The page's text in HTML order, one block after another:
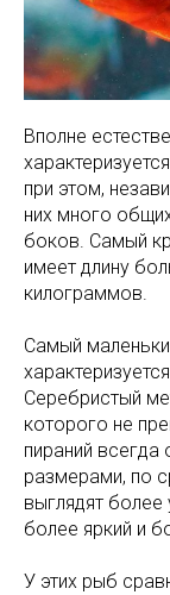
Вполне
при этом,
них много
боков. Самый
имеет длину
килограммов.
Самый
Серебристый
которого не
пираний всегда
размерами, по
выглядят
более яркий и
У этих рыб